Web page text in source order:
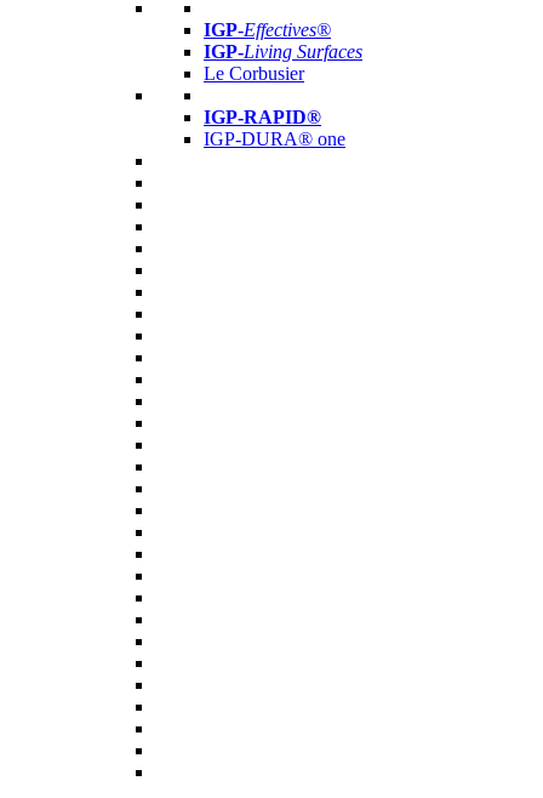
IGP-Effectives®
IGP-Living Surfaces
Le Corbusier
IGP-RAPID®
IGP-DURA® one